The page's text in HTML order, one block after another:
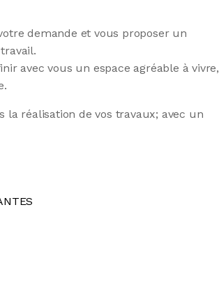
demande et vous proposer un
avec vous un espace agréable à vivre,
la réalisation de vos travaux; avec un